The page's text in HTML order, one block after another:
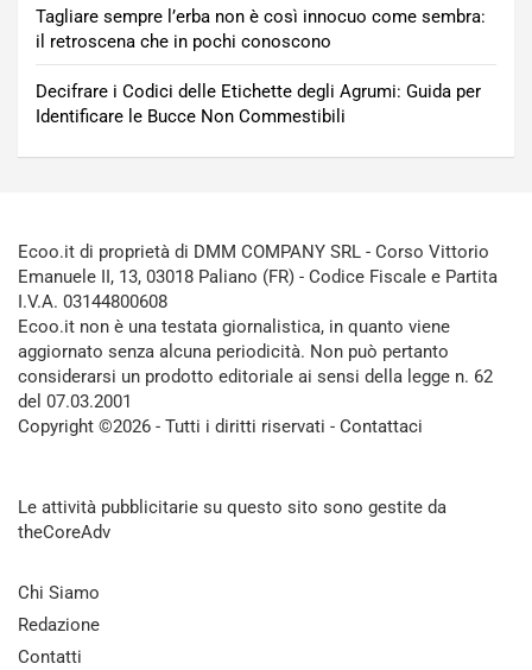
Tagliare sempre l’erba non è così innocuo come sembra:
il retroscena che in pochi conoscono
Decifrare i Codici delle Etichette degli Agrumi: Guida per
Identificare le Bucce Non Commestibili
Ecoo.it di proprietà di DMM COMPANY SRL - Corso Vittorio
Emanuele II, 13, 03018 Paliano (FR) - Codice Fiscale e Partita
I.V.A. 03144800608
Ecoo.it non è una testata giornalistica, in quanto viene
aggiornato senza alcuna periodicità. Non può pertanto
considerarsi un prodotto editoriale ai sensi della legge n. 62
del 07.03.2001
Copyright ©2026 - Tutti i diritti riservati - Contattaci
Le attività pubblicitarie su questo sito sono gestite da
theCoreAdv
Chi Siamo
Redazione
Contatti